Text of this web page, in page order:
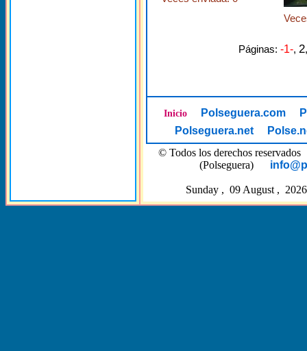
Páginas: -1-, 2
Inicio Polseguera.com
Polseguera.net
© Todos los derechos
(Polseguera)
Sunday , 09 August ,